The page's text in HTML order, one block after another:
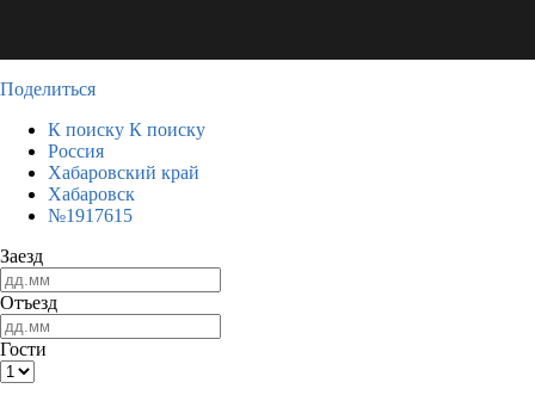
Поделиться
К поиску К поиску
Россия
Хабаровский край
Хабаровск
№1917615
Заезд
Отъезд
Гости